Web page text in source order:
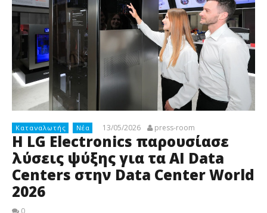
Καταναλωτής Νέα 13/05/2026 press-room
Η LG Electronics παρουσίασε
λύσεις ψύξης για τα AI Data
Centers στην Data Center World
2026